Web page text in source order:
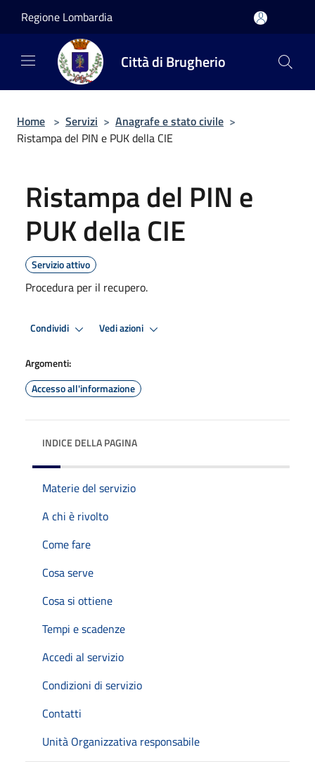
Regione Lombardia
Città di Brugherio
Home > Servizi > Anagrafe e stato civile >
Ristampa del PIN e PUK della CIE
Ristampa del PIN e
PUK della CIE
Servizio attivo
Procedura per il recupero.
Condividi Vedi azioni
Argomenti:
Accesso all'informazione
INDICE DELLA PAGINA
Materie del servizio
A chi è rivolto
Come fare
Cosa serve
Cosa si ottiene
Tempi e scadenze
Accedi al servizio
Condizioni di servizio
Contatti
Unità Organizzativa responsabile